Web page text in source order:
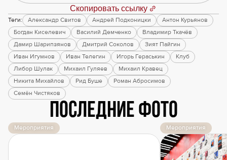
Скопировать ссылку
Теги: Александр Свитов Андрей Подконицки
Антон Курьянов
Богдан Киселевич
Василий Демченко
Владимир Ткачёв
Дамир Шарипзянов
Дмитрий Соколов
Зият Пайгин
Иван Игумнов
Иван Телегин Игорь Гераськин
Клуб
Либор Шулак
Михаил Гуляев
Михаил Кравец
Никита Михайлов
Рид Буше
Роман Абросимов
Семён Чистяков
Последние фото
Мероприятия Мероприятия